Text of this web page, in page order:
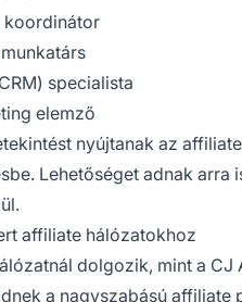
koordinátor
specialista
elemző
nyújtanak az
Lehetőséget adnak
affiliate hálózatokhoz
dolgozik, mint a CJ
a nagyszabású affiliate